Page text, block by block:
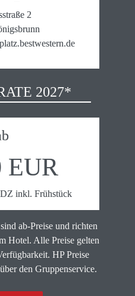
2
2027*
EUR
inkl. Frühstück
ab-Preise und richten
Hotel. Alle Preise gelten
HP Preise
den Gruppenservice.